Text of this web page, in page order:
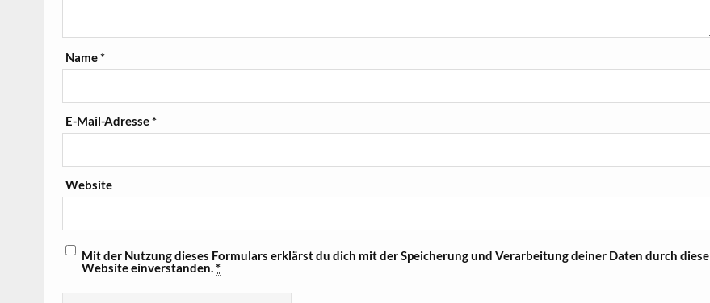
Name*
E-Mail-Adresse*
Website
Mit der Nutzung dieses Formulars erklärst du dich mit der Speicherung und Verarbeitung deiner Daten durch diese
Website einverstanden.*